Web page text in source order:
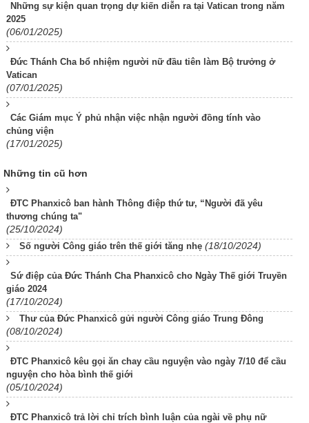
Những sự kiện quan trọng dự kiến diễn ra tại Vatican trong năm
2025
(06/01/2025)
Đức Thánh Cha bổ nhiệm người nữ đầu tiên làm Bộ trưởng ở
Vatican
(07/01/2025)
Các Giám mục Ý phủ nhận việc nhận người đồng tính vào
chủng viện
(17/01/2025)
Những tin cũ hơn
ĐTC Phanxicô ban hành Thông điệp thứ tư, “Người đã yêu
thương chúng ta"
(25/10/2024)
Số người Công giáo trên thế giới tăng nhẹ (18/10/2024)
Sứ điệp của Đức Thánh Cha Phanxicô cho Ngày Thế giới Truyền
giáo 2024
(17/10/2024)
Thư của Đức Phanxicô gửi người Công giáo Trung Đông
(08/10/2024)
ĐTC Phanxicô kêu gọi ăn chay cầu nguyện vào ngày 7/10 để cầu
nguyện cho hòa bình thế giới
(05/10/2024)
ĐTC Phanxicô trả lời chỉ trích bình luận của ngài về phụ nữ